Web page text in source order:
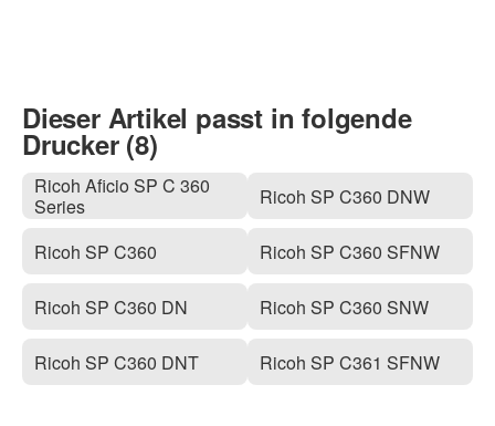
Dieser Artikel passt in folgende
Drucker (8)
Ricoh Aficio SP C 360
Series
Ricoh SP C360
Ricoh SP C360 DN
Ricoh SP C360 DNT
Ricoh SP C360 DNW
Ricoh SP C360 SFNW
Ricoh SP C360 SNW
Ricoh SP C361 SFNW